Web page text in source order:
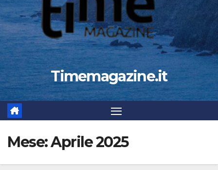
Timemagazine.it
Mese:Aprile 2025